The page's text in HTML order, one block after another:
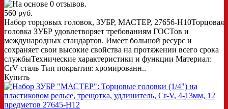
560 руб.
Набор торцовых головок, ЗУБР, МАСТЕР, 27656-H10Торцовая
головка ЗУБР удовлетворяет требованиям ГОСТов и
международных стандартов. Имеет большой ресурс и
сохраняет свои высокие свойства на протяжении всего срока
службыТехнические характеристики и функции Материал:
CrV сталь Тип покрытия: хромированн..
Купить